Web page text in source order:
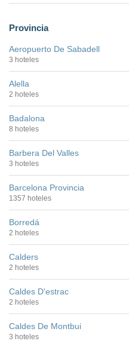
Provincia
Aeropuerto De Sabadell
3 hoteles
Alella
2 hoteles
Badalona
8 hoteles
Barbera Del Valles
3 hoteles
Barcelona Provincia
1357 hoteles
Borredá
2 hoteles
Calders
2 hoteles
Caldes D'estrac
2 hoteles
Caldes De Montbui
3 hoteles